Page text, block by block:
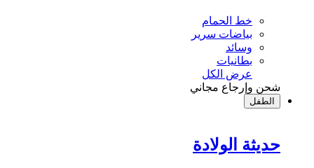
خط الحمام
بياضات سرير
وسائد
بطانيات
عرض الكل
شحن وإرجاع مجاني
الطفل
حديثة الولادة